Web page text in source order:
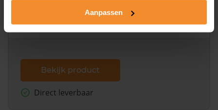
Aanpassen
omliggende percelen met de kadastrale erfgrenzen,
Bekijk product
Direct leverbaar